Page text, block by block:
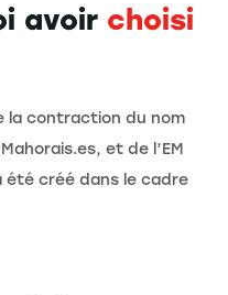
avoir choisi
la contraction du nom
et de l’EM
été créé dans le cadre